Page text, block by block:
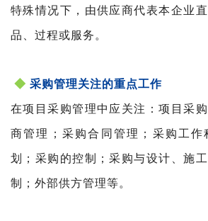
特殊情况下，由供应商代表本企业
品、过程或服务。
◆ 采购管理关注的重点工作
在项目采购管理中应关注：项目采
商管理；采购合同管理；采购工作
划；采购的控制；采购与设计、施
制；外部供方管理等。